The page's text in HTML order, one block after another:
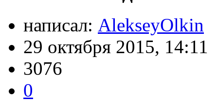
написал: AlekseyOlkin
29 октября 2015, 14:11
3076
0